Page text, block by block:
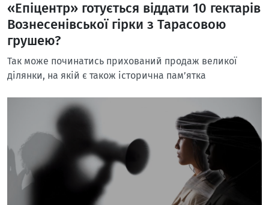
«Епіцентр» готується віддати 10 гектарів
Вознесенівської гірки з Тарасовою
грушею?
Так може починатись прихований продаж великої
ділянки, на якій є також історична пам’ятка